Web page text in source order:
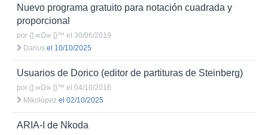
Nuevo programa gratuito para notación cuadrada y
proporcional
por {] ∞Ω∞ [}™ el 30/06/2019
Darius el 10/10/2025
Usuarios de Dorico (editor de partituras de Steinberg)
por {] ∞Ω∞ [}™ el 04/10/2016
Mikolópez el 02/10/2025
ARIA-I de Nkoda